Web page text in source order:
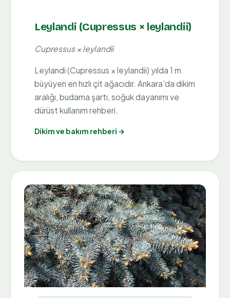
Leylandi (Cupressus × leylandii)
Cupressus × leylandii
Leylandi (Cupressus × leylandii) yılda 1 m
büyüyen en hızlı çit ağacıdır. Ankara'da dikim
aralığı, budama şartı, soğuk dayanımı ve
dürüst kullanım rehberi.
Dikim ve bakım rehberi →